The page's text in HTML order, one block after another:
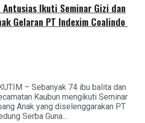
Ikuti Seminar Gizi dan
Gelaran PT Indexim Coalindo
– Sebanyak 74 ibu balita dan
Kaubun mengikuti Seminar
Anak yang diselenggarakan PT
Serba Guna...